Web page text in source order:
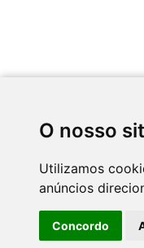
O nosso
Utilizamos
anúncios
Concordo